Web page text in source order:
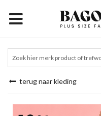
terug naar kleding